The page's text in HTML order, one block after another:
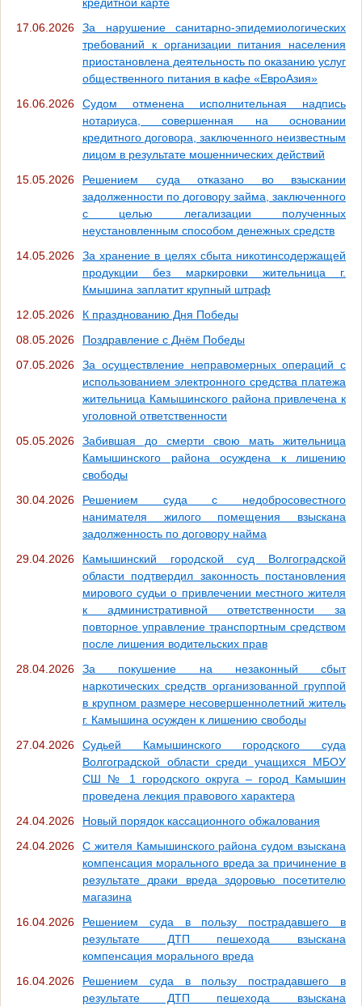
кредитной карте
17.06.2026
За нарушение санитарно-эпидемиологических
требований к организации питания населения
приостановлена деятельность по оказанию услуг
общественного питания в кафе «ЕвроАзия»
16.06.2026
Судом отменена исполнительная надпись
нотариуса, совершенная на основании
кредитного договора, заключенного неизвестным
лицом в результате мошеннических действий
15.05.2026
Решением суда отказано во взыскании
задолженности по договору займа, заключенного
с целью легализации полученных
неустановленным способом денежных средств
14.05.2026
За хранение в целях сбыта никотинсодержащей
продукции без маркировки жительница г.
Кмышина заплатит крупный штраф
12.05.2026
К празднованию Дня Победы
08.05.2026
Поздравление с Днём Победы
07.05.2026
За осуществление неправомерных операций с
использованием электронного средства платежа
жительница Камышинского района привлечена к
уголовной ответственности
05.05.2026
Забившая до смерти свою мать жительница
Камышинского района осуждена к лишению
свободы
30.04.2026
Решением суда с недобросовестного
нанимателя жилого помещения взыскана
задолженность по договору найма
29.04.2026
Камышинский городской суд Волгоградской
области подтвердил законность постановления
мирового судьи о привлечении местного жителя
к административной ответственности за
повторное управление транспортным средством
после лишения водительских прав
28.04.2026
За покушение на незаконный сбыт
наркотических средств организованной группой
в крупном размере несовершеннолетний житель
г. Камышина осужден к лишению свободы
27.04.2026
Судьей Камышинского городского суда
Волгоградской области среди учащихся МБОУ
СШ № 1 городского округа – город Камышин
проведена лекция правового характера
24.04.2026
Новый порядок кассационного обжалования
24.04.2026
С жителя Камышинского района судом взыскана
компенсация морального вреда за причинение в
результате драки вреда здоровью посетителю
магазина
16.04.2026
Решением суда в пользу пострадавшего в
результате ДТП пешехода взыскана
компенсация морального вреда
16.04.2026
Решением суда в пользу пострадавшего в
результате ДТП пешехода взыскана